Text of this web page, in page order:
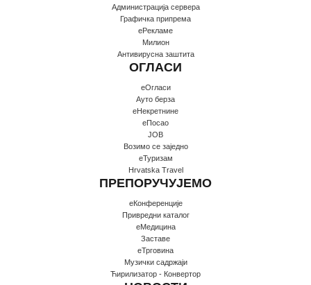
Администрација сервера
Графичка припрема
еРекламе
Милион
Антивирусна заштита
ОГЛАСИ
еОгласи
Ауто берза
еНекретнине
еПосао
JOB
Возимо се заједно
еТуризам
Hrvatska Travel
ПРЕПОРУЧУЈЕМО
еКонференције
Привредни каталог
еМедицина
Заставе
еТрговина
Музички садржаји
Ћирилизатор - Конвертор